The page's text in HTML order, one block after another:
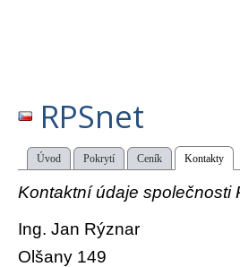
RPSnet
Úvod Pokrytí Ceník Kontakty
Kontaktní údaje společnosti
Ing. Jan Rýznar
Olšany 149